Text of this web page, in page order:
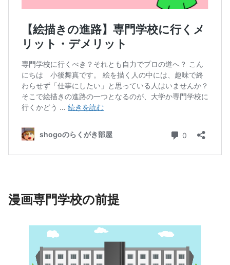
漫画専門学校の前提